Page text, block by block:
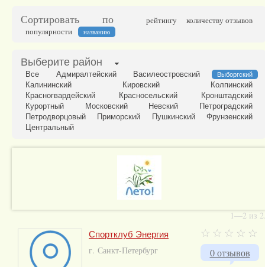
Сортировать по рейтингу
количеству отзывов
популярности
названию
Выберите район
Все Адмиралтейский Василеостровский Выборгский
Калининский Кировский
Колпинский
Красногвардейский
Красносельский
Кронштадский
Курортный
Московский Невский
Петроградский
Петродворцовый
Приморский Пушкинский
Фрунзенский
Центральный
1—2 из
0 отзывов
Спортклуб Энергия
г. Санкт-Петербург